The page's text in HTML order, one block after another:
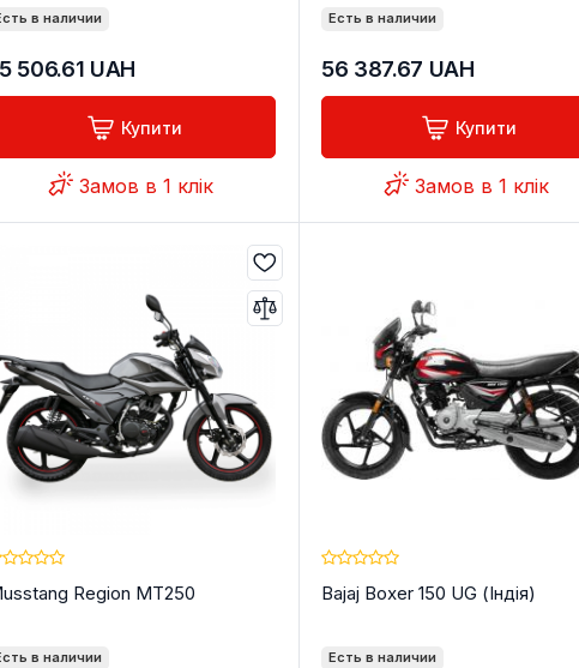
в наличии
506.61 UAH
Купити
Замов в 1 клік
Есть в наличии
56 387.67 UAH
Купити
Замов в 1 клік
Region MT250
в наличии
Bajaj Boxer 150 UG (Індія)
Есть в наличии